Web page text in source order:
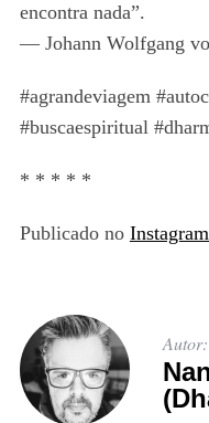
encontra nada”.
— Johann Wolfgang
#agrandeviagem
#buscaespiritual
* * * * *
Publicado no
Autor: